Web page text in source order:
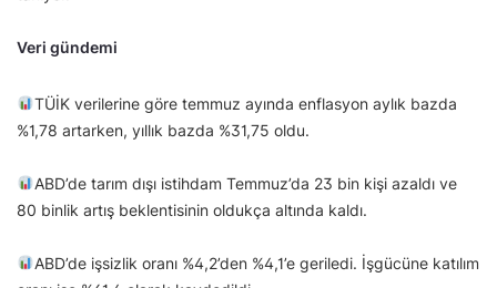
Veri gündemi
TÜİK verilerine göre temmuz ayında enflasyon aylık bazda
%1,78 artarken, yıllık bazda %31,75 oldu.
ABD’de tarım dışı istihdam Temmuz’da 23 bin kişi azaldı ve
80 binlik artış beklentisinin oldukça altında kaldı.
ABD’de işsizlik oranı %4,2’den %4,1’e geriledi. İşgücüne katılım